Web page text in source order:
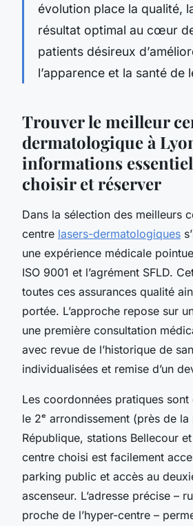
évolution place la qualité,
résultat optimal au cœur
patients désireux
l’apparence et la santé de
Trouver le meilleur
dermatologique à
informations
choisir et réserver
Dans la sélection des meilleurs
centre lasers-dermatologiques
une expérience médicale
ISO 9001 et l’agrément SFLD.
toutes ces assurances qualité
portée. L’approche repose sur
une première consultation
avec revue de l’historique de
individualisées et remise d’un
Les coordonnées pratiques sont
le 2ᵉ arrondissement (près de la
République, stations Bellecour
centre choisi est facilement
parking public et accès au
ascenseur. L’adresse précise –
proche de l’hyper-centre –